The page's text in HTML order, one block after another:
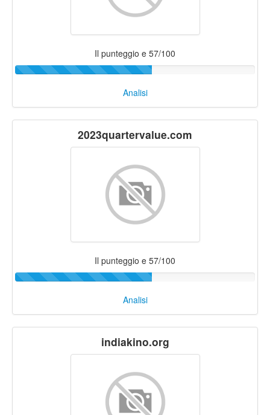
Il punteggio e 57/100
Analisi
2023quartervalue.com
Il punteggio e 57/100
Analisi
indiakino.org